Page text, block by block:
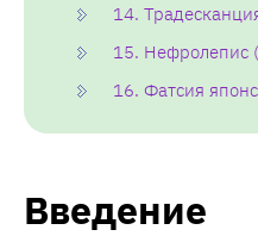
14.
15. Нефролепис
16. Фатсия
Введение